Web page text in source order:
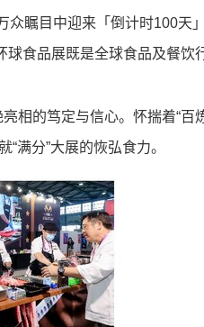
众瞩目中迎来「倒计时100天
球食品展既是全球食品及餐饮
相的笃定与信心。怀揣着“百
“满分”大展的恢弘食力。